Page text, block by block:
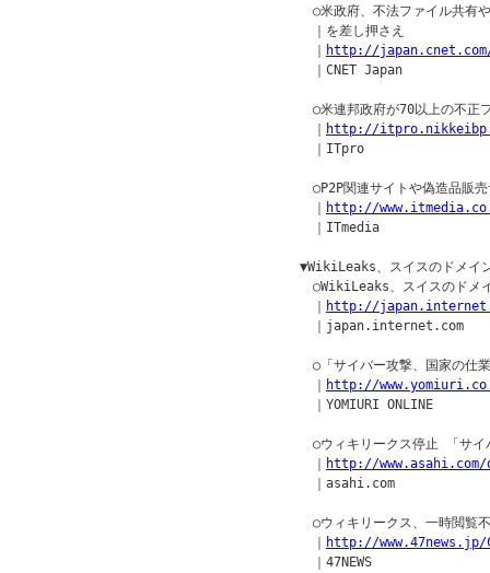
○米政府、不法ファイル共有や
｜を差し押さえ
http://japan.cnet.com/
｜CNET Japan
○米連邦政府が70以上の不正フ
http://
｜ITpro
○P2P関連サイトや偽造品販売
http://
｜ITmedia
▼WikiLeaks、スイスのドメイ
○WikiLeaks、スイスのドメイ
http://
｜japan.internet.com
○「サイバー攻撃、国家の仕業
http://
｜YOMIURI ONLINE
○ウィキリークス停止 「サイ
http://
｜asahi.com
○ウィキリークス、一時閲覧
http://www.47news.jp/
｜47NEWS